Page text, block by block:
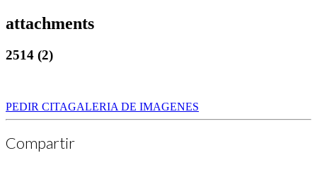
attachments
2514 (2)
PEDIR CITAGALERIA DE IMAGENES
Compartir